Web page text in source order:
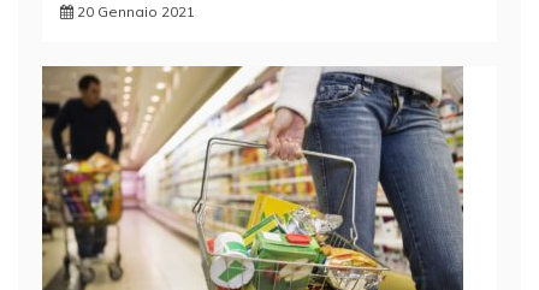
20 Gennaio 2021